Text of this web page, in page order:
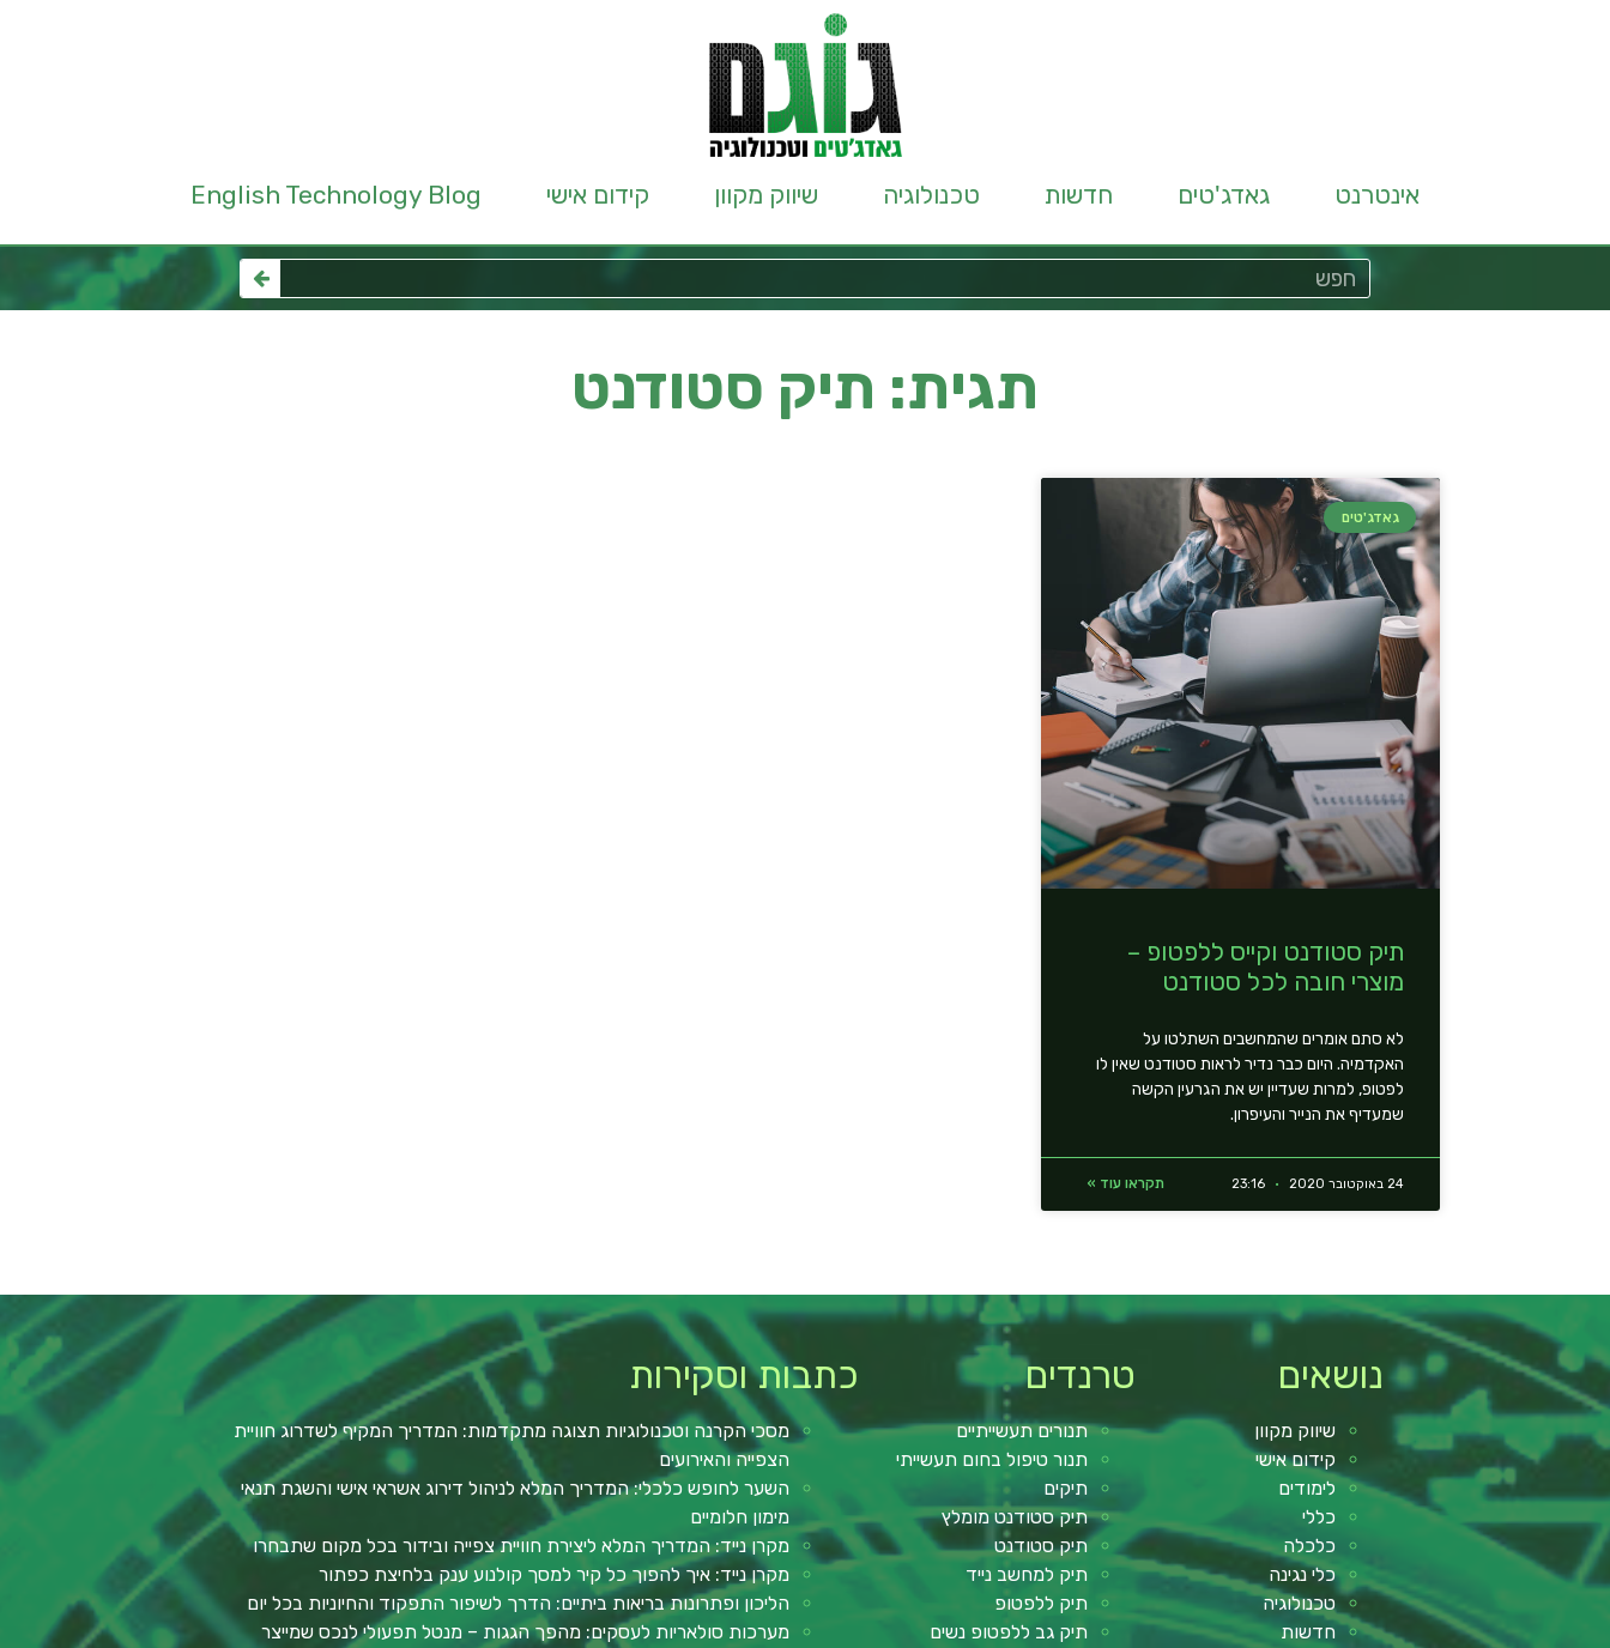
אינטרנט גאדג'טים חדשות טכנולוגיה שיווק מקוון קידום אישי English Technology Blog
תגית: תיק סטודנט
גאדג'טים
תיק סטודנט וקייס ללפטופ –
מוצרי חובה לכל סטודנט
לא סתם אומרים שהמחשבים השתלטו על
האקדמיה. היום כבר נדיר לראות סטודנט שאין לו
לפטופ, למרות שעדיין יש את הגרעין הקשה
שמעדיף את הנייר והעיפרון.
תקראו עוד » 24 באוקטובר 2020
נושאים
שיווק מקוון
קידום אישי
לימודים
כללי
כלכלה
כלי נגינה
טכנולוגיה
חדשות
טרנדים
תנורים תעשייתיים
תנור טיפול בחום תעשייתי
תיקים
תיק סטודנט מומלץ
תיק סטודנט
תיק למחשב נייד
תיק ללפטופ
תיק גב ללפטופ נשים
כתבות וסקירות
מסכי הקרנה וטכנולוגיות תצוגה מתקדמות: המדריך המקיף לשדרוג חוויית
הצפייה והאירועים
השער לחופש כלכלי: המדריך המלא לניהול דירוג אשראי אישי והשגת תנאי
מימון חלומיים
מקרן נייד: המדריך המלא ליצירת חוויית צפייה ובידור בכל מקום שתבחרו
מקרן נייד: איך להפוך כל קיר למסך קולנוע ענק בלחיצת כפתור
הליכון ופתרונות בריאות ביתיים: הדרך לשיפור התפקוד והחיוניות בכל יום
מערכות סולאריות לעסקים: מהפך הגגות – מנטל תפעולי לנכס שמייצר